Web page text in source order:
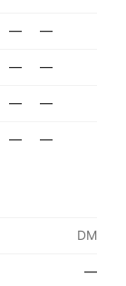
— —
— —
— —
— —
DM
—